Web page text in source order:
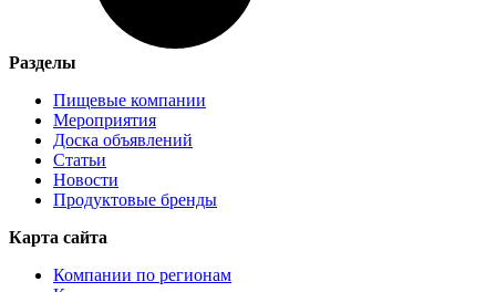
Разделы
Пищевые компании
Мероприятия
Доска объявлений
Статьи
Новости
Продуктовые бренды
Карта сайта
Компании по регионам